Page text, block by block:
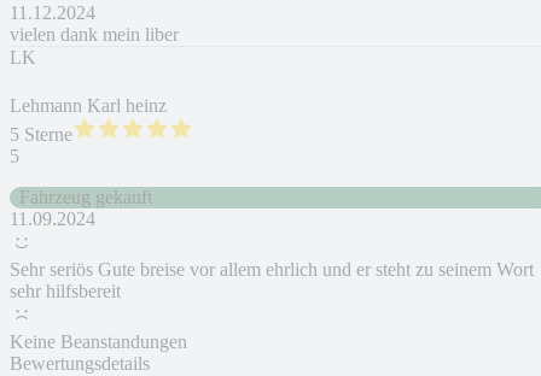
11.12.2024
vielen dank mein liber
LK
Lehmann Karl heinz
5 Sterne
5
Fahrzeug gekauft
11.09.2024
Sehr seriös Gute breise vor allem ehrlich und er steht zu seinem Wort
sehr hilfsbereit
Keine Beanstandungen
Bewertungsdetails